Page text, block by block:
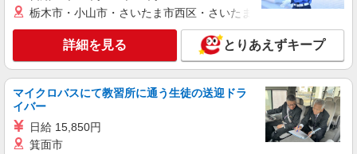
株式会社kotrio /●TK-H-2014005
高収入を目指したい方必見！未経験でも日収
1.1万〜可！看護助手
時給1500円〜2125円 ＜日払い有/週払い有/交
栃木市・小山市・さいたま市西区・さいたま市岩槻区・久喜市・
詳細を見る とりあえずキープ
マイクロバスにて教習所に通う生徒の送迎ドラ
イバー
日給 15,850円
箕面市